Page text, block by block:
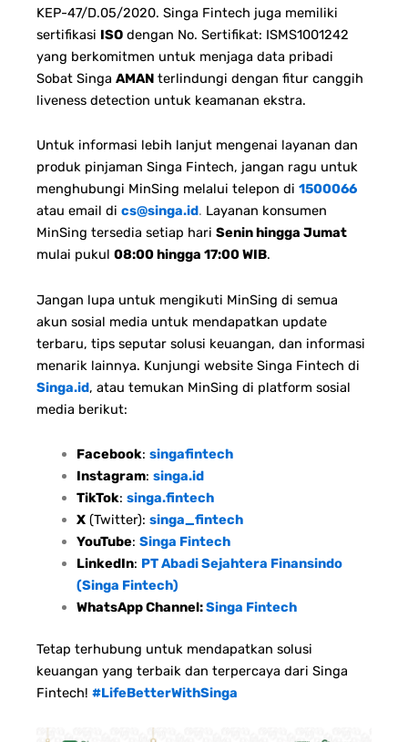
KEP-47/D.05/2020. Singa Fintech juga memiliki
sertifikasi ISO dengan No. Sertifikat: ISMS1001242
yang berkomitmen untuk menjaga data pribadi
Sobat Singa AMAN terlindungi dengan fitur canggih
liveness detection untuk keamanan ekstra.
Untuk informasi lebih lanjut mengenai layanan dan
produk pinjaman Singa Fintech, jangan ragu untuk
menghubungi MinSing melalui telepon di 1500066
atau email di cs@singa.id. Layanan konsumen
MinSing tersedia setiap hari Senin hingga Jumat
mulai pukul 08:00 hingga 17:00 WIB.
Jangan lupa untuk mengikuti MinSing di semua
akun sosial media untuk mendapatkan update
terbaru, tips seputar solusi keuangan, dan informasi
menarik lainnya. Kunjungi website Singa Fintech di
Singa.id, atau temukan MinSing di platform sosial
media berikut:
Facebook: singafintech
Instagram: singa.id
TikTok: singa.fintech
X(Twitter): singa_fintech
YouTube: Singa Fintech
LinkedIn: PT Abadi Sejahtera Finansindo
(Singa Fintech)
WhatsApp Channel:Singa Fintech
Tetap terhubung untuk mendapatkan solusi
keuangan yang terbaik dan terpercaya dari Singa
Fintech! #LifeBetterWithSinga